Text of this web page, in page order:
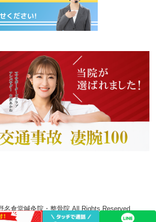
名倉堂鍼灸院・整骨院 All Rights Reserved.